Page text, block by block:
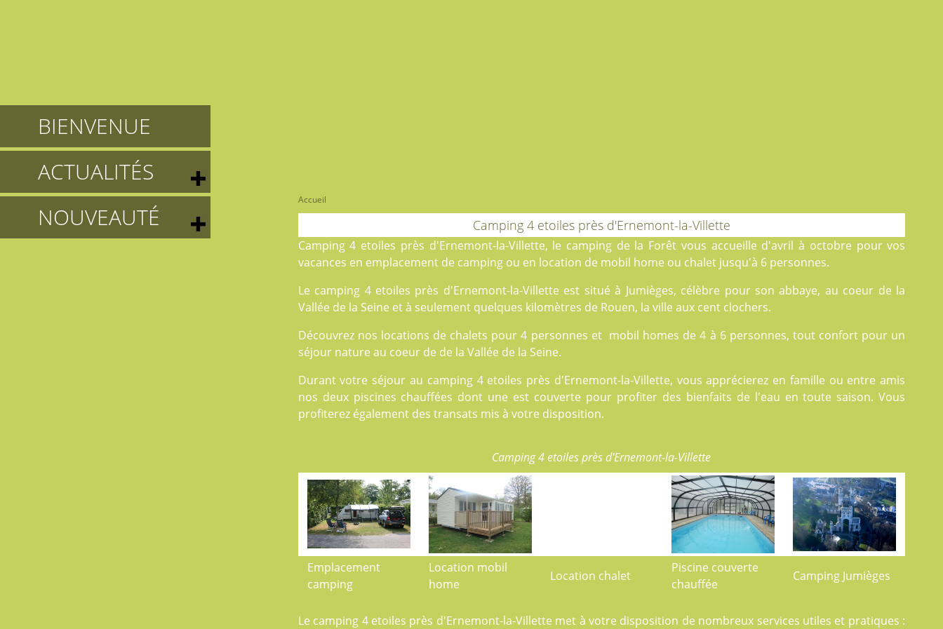
BIENVENUE
ACTUALITÉS
NOUVEAUTÉ
Accueil
Camping 4 etoiles près d'Ernemont-la-Villette
Camping 4 etoiles près d'Ernemont-la-Villette, le camping de la Forêt vous accueille d'avril à octobre pour vos
vacances en emplacement de campingou en location de mobil home ou chalet jusqu'à 6 personnes.
Le camping 4 etoiles près d'Ernemont-la-Villette est situé à Jumièges, célèbre pour son abbaye, au coeur de la
Vallée de la Seine et à seulement quelques kilomètres de Rouen, la ville aux cent clochers.
Découvrez nos locations de chalets pour 4 personnes et mobil homes de 4 à 6 personnes, tout confort pour un
séjour nature au coeur de de la Vallée de la Seine.
Durant votre séjour au camping 4 etoiles près d'Ernemont-la-Villette, vous apprécierez en famille ou entre amis
nos deux piscines chauffées dont une est couverte pour profiter des bienfaits de l'eau en toute saison. Vous
profiterez également des transats mis à votre disposition.
Camping 4 etoiles près d'Ernemont-la-Villette
Emplacement
camping
Location mobil
home
Location chalet
Piscine couverte
chauffée
Camping Jumièges
Le camping 4 etoiles près d'Ernemont-la-Villette met à votre disposition de nombreux services utiles et pratiques :